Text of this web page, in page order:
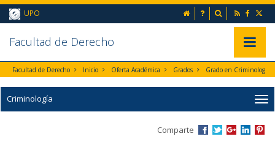
Ir al contenido principal de la página (alt + s)
Ir a la cabecera de la página (alt + c)
Ir al pie de la página (alt + p)
Ir al menú principal (alt + u)
UPO inicio Preguntas
Buscador
Facultad de Derecho
Facultad de Derecho Inicio Oferta Académica Grados Grado en Criminología
Criminología
Comparte